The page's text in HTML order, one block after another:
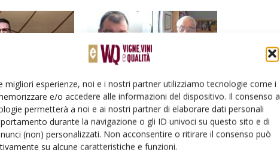
migliori esperienze, noi e i nostri partner utilizziamo tecnologie come i
e/o accedere alle informazioni del dispositivo. Il consenso a
permetterà a noi e ai nostri partner di elaborare dati personali
durante la navigazione o gli ID univoci su questo sito e di
(non) personalizzati. Non acconsentire o ritirare il consenso può
su alcune caratteristiche e funzioni.
per penalizzare vino,
Rigotti: «Con le Tea un nuovo approccio
alla sostenibilità in vigneto»